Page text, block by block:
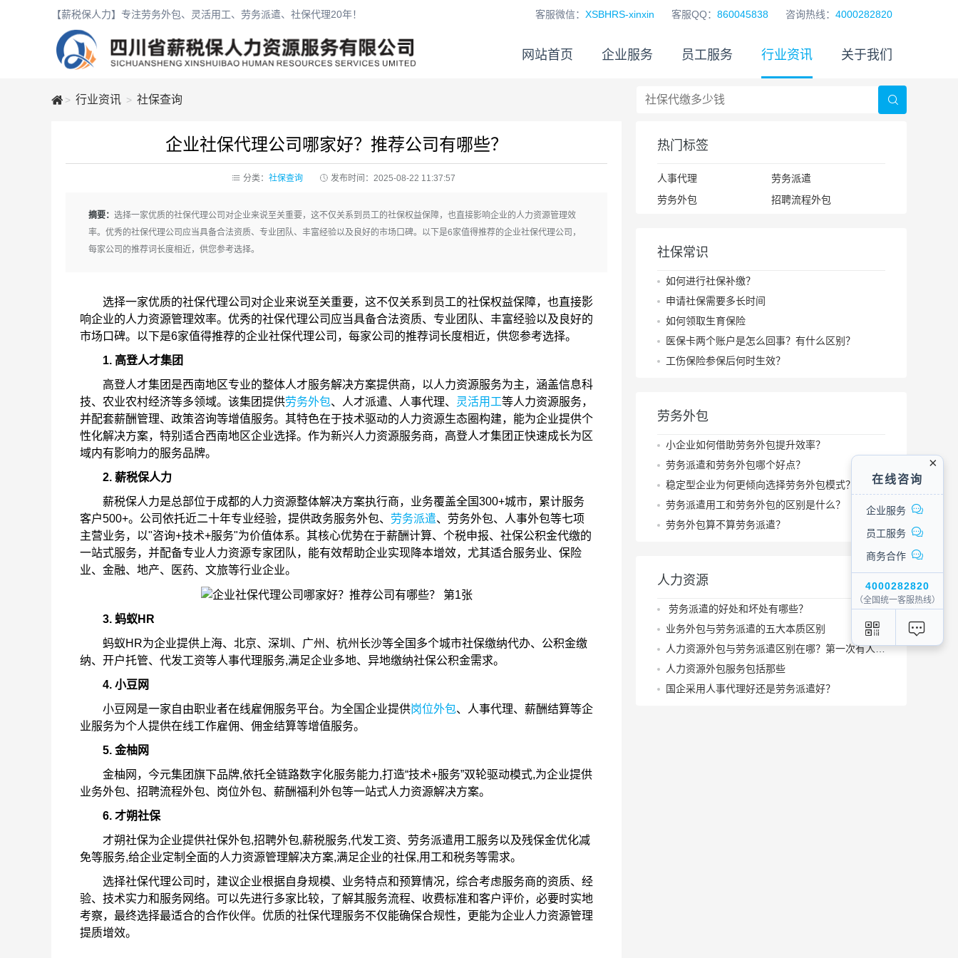
【薪税保人力】专注劳务外包、灵活用工、劳务派遣、社保代理20年！ 客服微信： XSBHRS-xinxin 客服QQ： 860045838 咨询热线： 4000282820
网站首页 企业服务 员工服务 行业资讯 关于我们
> 行业资讯 > 社保查询
企业社保代理公司哪家好？推荐公司有哪些？
分类： 社保查询 发布时间：2025-08-22 11:37:57
摘要： 选择一家优质的社保代理公司对企业来说至关重要，这不仅关系到员工的社保权益保障，也直接影响企业的人力资源管理效
率。优秀的社保代理公司应当具备合法资质、专业团队、丰富经验以及良好的市场口碑。以下是6家值得推荐的企业社保代理公司，
每家公司的推荐词长度相近，供您参考选择。
选择一家优质的社保代理公司对企业来说至关重要，这不仅关系到员工的社保权益保障，也直接影
响企业的人力资源管理效率。优秀的社保代理公司应当具备合法资质、专业团队、丰富经验以及良好的
市场口碑。以下是6家值得推荐的企业社保代理公司，每家公司的推荐词长度相近，供您参考选择。
1. 高登人才集团
高登人才集团是西南地区专业的整体人才服务解决方案提供商，以人力资源服务为主，涵盖信息科
技、农业农村经济等多领域。该集团提供劳务外包、人才派遣、人事代理、 灵活用工等人力资源服务，
并配套薪酬管理、政策咨询等增值服务。其特色在于技术驱动的人力资源生态圈构建，能为企业提供个
性化解决方案，特别适合西南地区企业选择。作为新兴人力资源服务商，高登人才集团正快速成长为区
域内有影响力的服务品牌。
2. 薪税保人力
薪税保人力是总部位于成都的人力资源整体解决方案执行商，业务覆盖全国300+城市，累计服务
客户500+。公司依托近二十年专业经验，提供政务服务外包、 劳务派遣、劳务外包、人事外包等七项
主营业务，以"咨询+技术+服务"为价值体系。其核心优势在于薪酬计算、个税申报、社保公积金代缴的
一站式服务，并配备专业人力资源专家团队，能有效帮助企业实现降本增效，尤其适合服务业、保险
业、金融、地产、医药、文旅等行业企业。
3. 蚂蚁HR
蚂蚁HR为企业提供上海、北京、深圳、广州、杭州长沙等全国多个城市社保缴纳代办、公积金缴
纳、开户托管、代发工资等人事代理服务,满足企业多地、异地缴纳社保公积金需求。
4. 小豆网
小豆网是一家自由职业者在线雇佣服务平台。为全国企业提供岗位外包、人事代理、薪酬结算等企
业服务为个人提供在线工作雇佣、佣金结算等增值服务。
5. 金柚网
金柚网，今元集团旗下品牌,依托全链路数字化服务能力,打造“技术+服务”双轮驱动模式,为企业提供
业务外包、招聘流程外包、岗位外包、薪酬福利外包等一站式人力资源解决方案。
6. 才朔社保
才朔社保为企业提供社保外包,招聘外包,薪税服务,代发⼯资、劳务派遣⽤⼯服务以及残保⾦优化减
免等服务,给企业定制全⾯的⼈⼒资源管理解决⽅案,满⾜企业的社保,⽤⼯和税务等需求。
选择社保代理公司时，建议企业根据自身规模、业务特点和预算情况，综合考虑服务商的资质、经
验、技术实力和服务网络。可以先进行多家比较，了解其服务流程、收费标准和客户评价，必要时实地
考察，最终选择最适合的合作伙伴。优质的社保代理服务不仅能确保合规性，更能为企业人力资源管理
提质增效。
热门标签
人事代理
劳务派遣
劳务外包
招聘流程外包
社保常识
如何进行社保补缴？
申请社保需要多长时间
如何领取生育保险
医保卡两个账户是怎么回事？有什么区别？
工伤保险参保后何时生效？
劳务外包
小企业如何借助劳务外包提升效率？
劳务派遣和劳务外包哪个好点？
稳定型企业为何更倾向选择劳务外包模式？
劳务派遣用工和劳务外包的区别是什么？
劳务外包算不算劳务派遣？
人力资源
劳务派遣的好处和坏处有哪些？
业务外包与劳务派遣的五大本质区别
人力资源外包与劳务派遣区别在哪？第一次有人讲这么清楚！
人力资源外包服务包括那些
国企采用人事代理好还是劳务派遣好？
在线咨询
企业服务
员工服务
商务合作
4000282820
（全国统一客服热线）